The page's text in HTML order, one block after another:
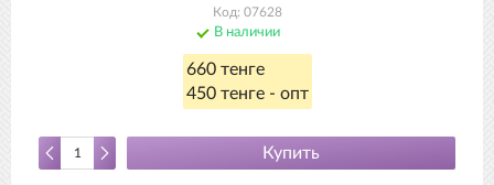
Код: 07628
В наличии
660 тенге
450 тенге - опт
Купить